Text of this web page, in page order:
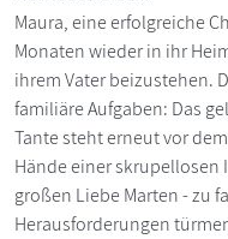
Maura, eine erfolgreiche
Monaten wieder in ihr
ihrem Vater beizustehen.
familiäre Aufgaben: Das
Tante steht erneut vor
Hände einer skrupellosen
großen Liebe Marten - zu
Herausforderungen